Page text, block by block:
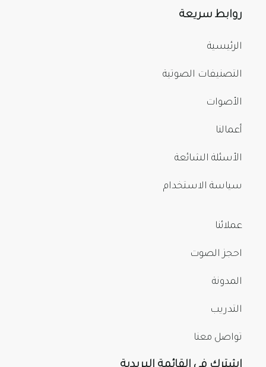
روابط سريعة
الرئيسية
التصنيفات الصوتية
الأصوات
أعمالنا
الأسئلة الشائعة
سياسة الاستخدام
عملائنا
احجز الصوت
المدونة
التدريب
تواصل معنا